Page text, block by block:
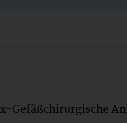
Gefäßchirurgische